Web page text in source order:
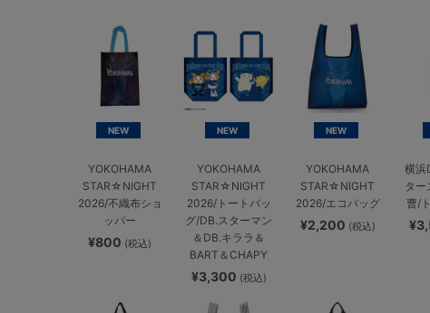
NEW
YOKOHAMA
STAR☆NIGHT
2026/不織布ショ
ッパー
¥800 (税込)
NEW
YOKOHAMA
STAR☆NIGHT
2026/トートバッ
グ/DB.スターマン
＆DB.キララ＆
BART＆CHAPY
¥3,300 (税込)
NEW
YOKOHAMA
STAR☆NIGHT
2026/エコバッグ
¥2,200 (税込)
横浜
タ
曹/